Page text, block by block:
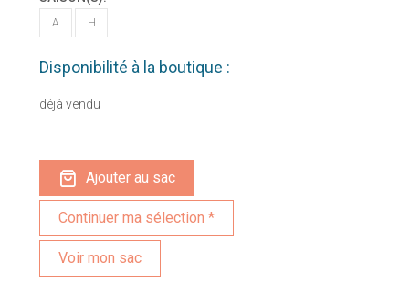
A H
Disponibilité à la boutique :
déjà vendu
Ajouter au sac
Voir mon sac